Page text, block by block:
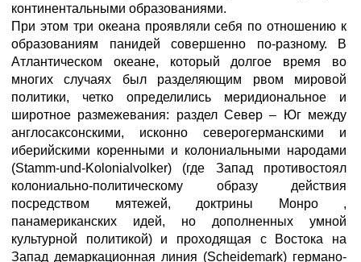
континентальными образованиями.
При этом три океана проявляли себя по отношению к
образованиям панидей совершенно по-разному. В
Атлантическом океане, который долгое время во
многих случаях был разделяющим рвом мировой
политики, четко определились меридиональное и
широтное размежевания: раздел Север – Юг между
англосаксонскими, исконно северогерманскими и
иберийскими коренными и колониальными народами
(Stamm-und-Kolonialvolker) (где Запад противостоял
колониально-политическому образу действия
посредством мятежей, доктрины Монро ,
панамериканских идей, но дополненных умной
культурной политикой) и проходящая с Востока на
Запад демаркационная линия (Scheidemark) германо-